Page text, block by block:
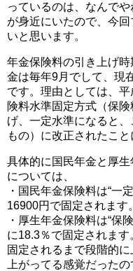
っているのは、なんで
が身近にいたので、今
いと思います。
年金保険料の引き上げ
金は毎年9月でして、現
です。理由としては、
険料水準固定方式（保
げ、一定水準になると
もの）に改正されたこと
具体的に国民年金と厚
については、
・国民年金保険料は“一
16900円で固定されます。
・厚生年金保険料は“保
に18.3％で固定されます
固定されるまで段階的
上がってる感覚だったの